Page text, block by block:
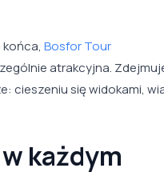
Bosfor Tour
atrakcyjna.
cieszeniu się widokami,
każdym